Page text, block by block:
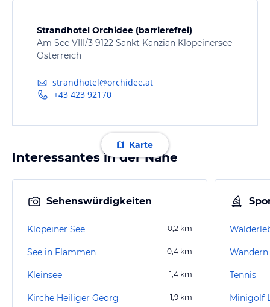
Strandhotel Orchidee (barrierefrei)
Am See VIII/3 9122 Sankt Kanzian Klopeinersee
Österreich
strandhotel@orchidee.at
+43 423 92170
Karte
Interessantes in der Nähe
Sehenswürdigkeiten
Klopeiner See 0,2 km
See in Flammen 0,4 km
Kleinsee 1,4 km
Kirche Heiliger Georg 1,9 km
Tennis
Minigolf